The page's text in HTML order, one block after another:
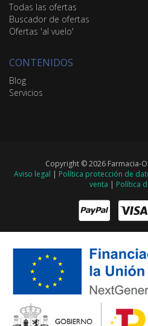
Todas las ofertas
Buscador de ofertas
Ofertas 'al vuelo'
CONTENIDOS
Blog
Servicios
Copyright © 2026 Farmacia-
Aviso legal | Política protección de
venta | Política